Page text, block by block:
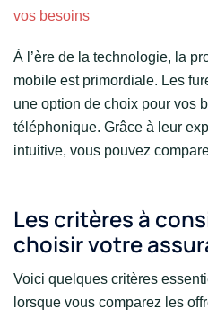
vos besoins
À l’ère de la technologie, la
mobile est primordiale. Les
une option de choix pour vos
téléphonique. Grâce à leur
intuitive, vous pouvez
Les critères à
choisir votre
Voici quelques critères
lorsque vous comparez les